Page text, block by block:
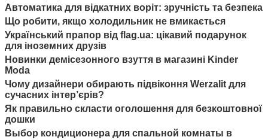
Автоматика для відкатних воріт: зручність та безпека
Що робити, якщо холодильник не вмикається
Український прапор від flag.ua: цікавий подарунок
для іноземних друзів
Новинки демісезонного взуття в магазині Kinder
Moda
Чому дизайнери обирають підвіконня Werzalit для
сучасних інтер’єрів?
Як правильно скласти оголошення для безкоштовної
дошки
Выбор кондиционера для спальной комнаты в